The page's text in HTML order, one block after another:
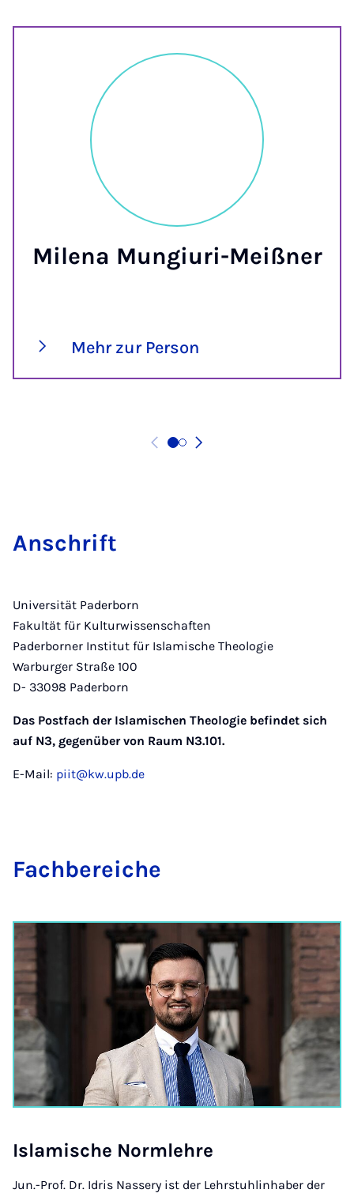
Milena Mungiuri-Meißner
Mehr zur Person
An­schrift
Universität Paderborn
Fakultät für Kulturwissenschaften
Paderborner Institut für Islamische Theologie
Warburger Straße 100
D- 33098 Paderborn
Das Postfach der Islamischen Theologie befindet sich
auf N3, gegenüber von Raum N3.101.
E-Mail: piit@kw.upb.de
Fach­be­rei­che
Is­la­mi­sche Norm­leh­re
Jun.-Prof. Dr. Idris Nassery ist der Lehrstuhlinhaber der